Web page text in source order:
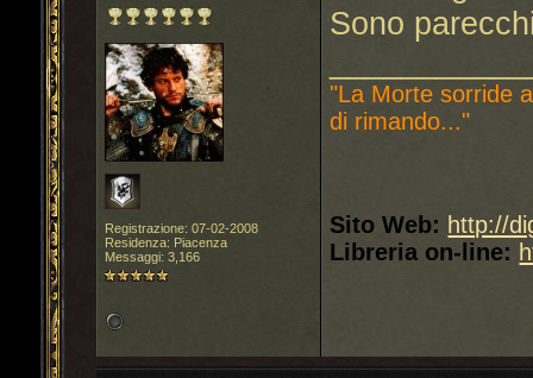
Registrazione: 07-02-2008
Residenza: Piacenza
Messaggi: 3,166
Sono
"La Morte sorride
di rimando..."
Sito Web: http://
Libreria on-line: